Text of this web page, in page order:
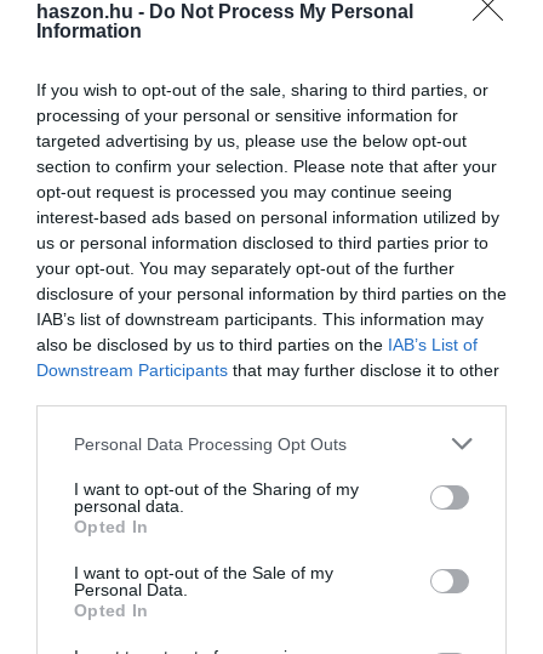
haszon.hu - Do Not Process My Personal
Information
If you wish to opt-out of the sale, sharing to third parties, or
processing of your personal or sensitive information for
targeted advertising by us, please use the below opt-out
section to confirm your selection. Please note that after your
opt-out request is processed you may continue seeing
interest-based ads based on personal information utilized by
us or personal information disclosed to third parties prior to
your opt-out. You may separately opt-out of the further
disclosure of your personal information by third parties on the
IAB’s list of downstream participants. This information may
also be disclosed by us to third parties on the IAB’s List of
Downstream Participants that may further disclose it to other
Please note that this website/app uses one or more Google
not limited to your visit or usage behaviour. You may click to
grant or deny consent to Google and its third-party tags to
use your data for below specified purposes in below Google
consent section.
Personal Data Processing Opt Outs
I want to opt-out of the Sharing of my
personal data.
Opted In
I want to opt-out of the Sale of my
Personal Data.
Opted In
VILÁG
Hogy áll a háború? Mit mond az egykori katona?
Több, mint egy éve tört ki az orosz-ukrán háború. Mi történt eddig
és mi történhet ezután? Prof. Dr. Resperger István ezredest,
egyetemi tanárt kérdeztük.